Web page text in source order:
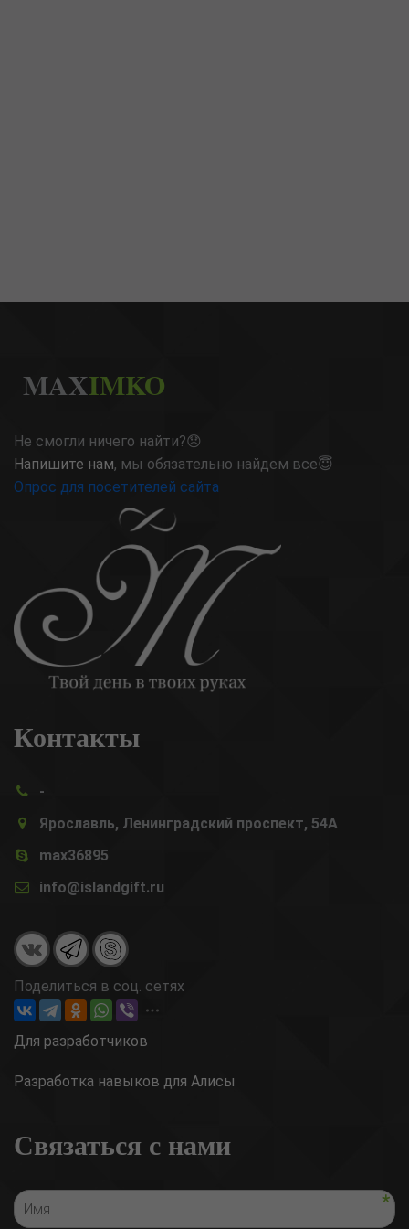
MAXIMKO
Не смогли ничего найти?😞
Напишите нам, мы обязательно найдем все😇
Опрос для посетителей сайта
Контакты
-
Ярославль, Ленинградский проспект, 54А
max36895
info@islandgift.ru
Поделиться в соц. сетях
Для разработчиков
Разработка навыков для Алисы
Связаться с нами